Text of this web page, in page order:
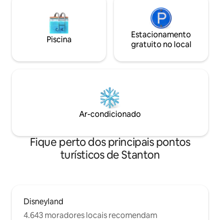
Piscina
Estacionamento
gratuito no local
Ar-condicionado
Fique perto dos principais pontos
turísticos de Stanton
Disneyland
4.643 moradores locais recomendam